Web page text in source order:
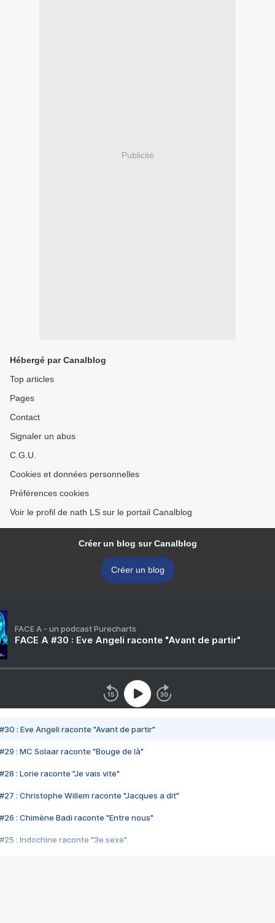
Publicité
Hébergé par Canalblog
Top articles
Pages
Contact
Signaler un abus
C.G.U.
Cookies et données personnelles
Préférences cookies
Voir le profil de nath LS sur le portail Canalblog
Créer un blog sur Canalblog
Créer un blog
FACE A - un podcast Purecharts
FACE A #30 : Eve Angeli raconte "Avant de partir"
#30 : Eve Angeli raconte "Avant de partir"
#29 : MC Solaar raconte "Bouge de là"
#28 : Lorie raconte "Je vais vite"
#27 : Christophe Willem raconte "Jacques a dit"
#26 : Chimène Badi raconte "Entre nous"
#25 : Indochine raconte "3e sexe"